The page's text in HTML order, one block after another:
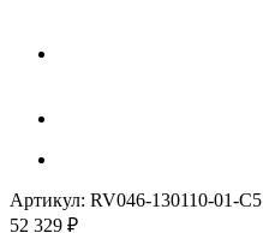
Артикул: RV046-130110-01-C5
52 329 ₽